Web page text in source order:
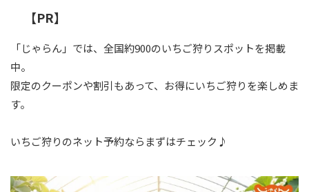
【PR】
「じゃらん」では、全国約900のいちご狩りスポットを掲載
中。
限定のクーポンや割引もあって、お得にいちご狩りを楽しめま
す。
いちご狩りのネット予約ならまずはチェック♪